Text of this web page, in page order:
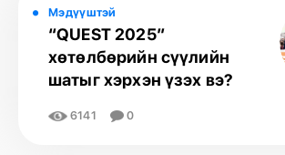
Мэдүүштэй
“QUEST 2025”
хөтөлбөрийн сүүлийн
шатыг хэрхэн үзэх вэ?
6141 0